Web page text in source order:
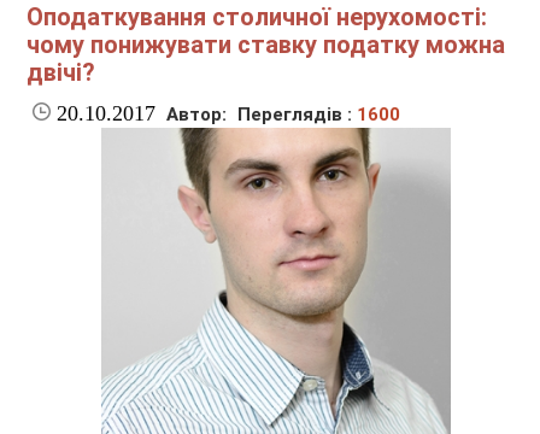
Оподаткування столичної нерухомості:
чому понижувати ставку податку можна
двічі?
20.10.2017 Автор: Переглядів : 1600